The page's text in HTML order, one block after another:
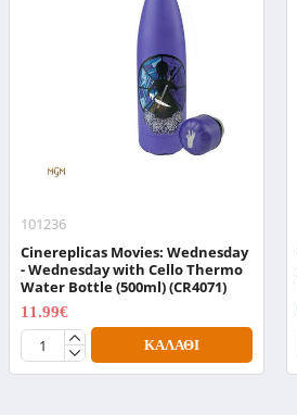
101236
Cinereplicas Movies: Wednesday
- Wednesday with Cello Thermo
Water Bottle (500ml) (CR4071)
11.99€
ΚΑΛΆΘΙ